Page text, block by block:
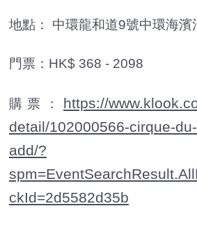
地點： 中環龍和道9號中環海濱
門票：HK$ 368 -
購票： https://
detail/102000566-cirque-
add/?
ckId=2d5582d35b